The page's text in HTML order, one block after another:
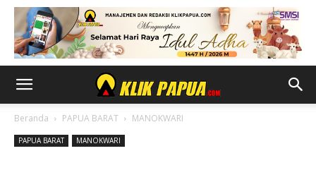
Beranda PAPUA BARAT MANOKWARI
PAPUA BARAT MANOKWARI